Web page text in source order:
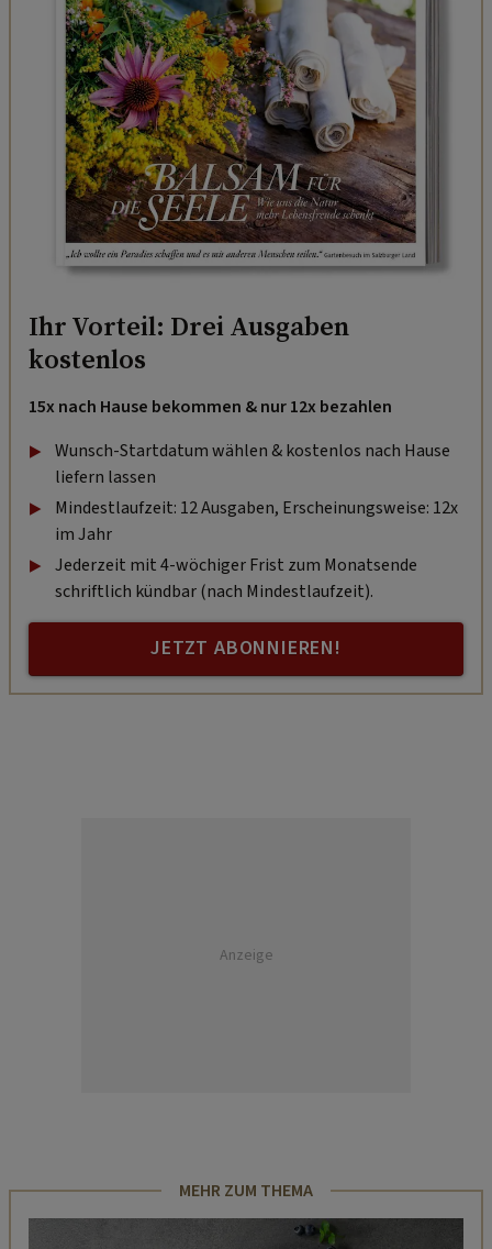
Ihr Vorteil: Drei Ausgaben
kostenlos
15x nach Hause bekommen & nur 12x bezahlen
Wunsch-Startdatum wählen & kostenlos nach Hause
liefern lassen
Mindestlaufzeit: 12 Ausgaben, Erscheinungsweise: 12x
im Jahr
Jederzeit mit 4-wöchiger Frist zum Monatsende
schriftlich kündbar (nach Mindestlaufzeit).
JETZT ABONNIEREN!
Anzeige
MEHR ZUM THEMA